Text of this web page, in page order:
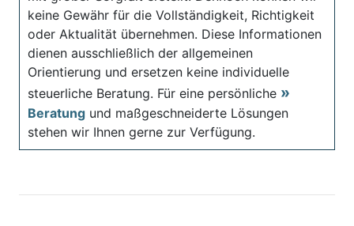
keine Gewähr für die Vollständigkeit, Richtigkeit
oder Aktualität übernehmen. Diese Informationen
dienen ausschließlich der allgemeinen
Orientierung und ersetzen keine individuelle
steuerliche Beratung. Für eine persönliche
Beratung und maßgeschneiderte Lösungen
stehen wir Ihnen gerne zur Verfügung.